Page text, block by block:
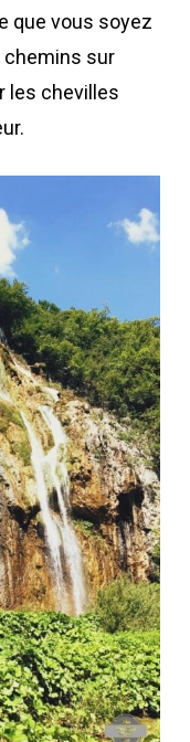
que vous soyez
chemins sur
les chevilles